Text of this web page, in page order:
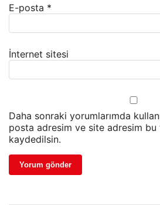
E-posta *
İnternet sitesi
Daha sonraki yorumlarımda
posta adresim ve site adresim bu
kaydedilsin.